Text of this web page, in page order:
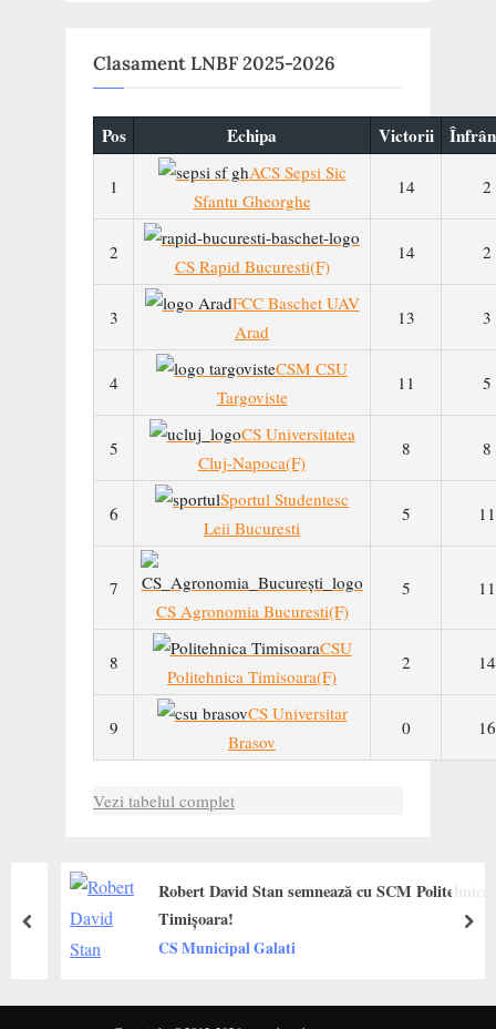
Clasament LNBF 2025-2026
Pos Echipa Victorii
1
ACS Sepsi Sic
Sfantu Gheorghe
14 2
2
CS Rapid Bucuresti(F)
14 2
3
FCC Baschet UAV
Arad
13 3
4
CSM CSU
Targoviste
11 5
5
CS Universitatea
Cluj-Napoca(F)
8 8
6
Sportul Studentesc
Leii Bucuresti
5 11
7
CS Agronomia Bucuresti(F)
5 11
8
CSU
Politehnica Timisoara(F)
2 14
9
CS Universitar
Brasov
0 16
Vezi tabelul complet
Robert David Stan semnează cu SCM Politehnica
Timișoara!
CS Municipal Galati
prev next